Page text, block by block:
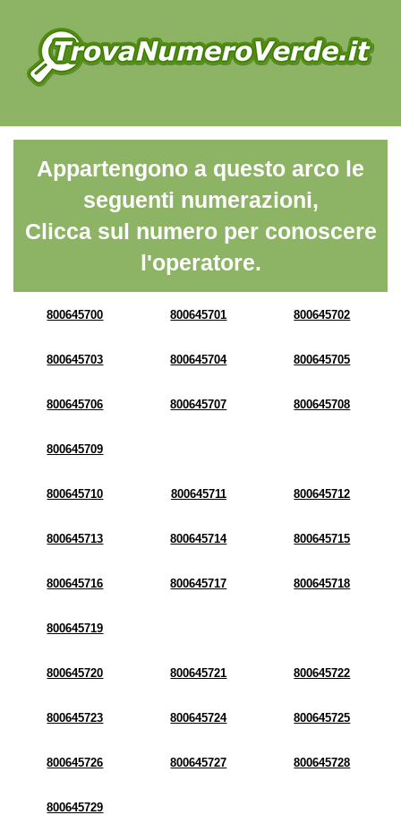
Appartengono a questo arco le
seguenti numerazioni,
Clicca sul numero per conoscere
l'operatore.
800645700 800645701 800645702
800645703 800645704 800645705
800645706 800645707 800645708
800645709
800645710 800645711 800645712
800645713 800645714 800645715
800645716 800645717 800645718
800645719
800645720 800645721 800645722
800645723 800645724 800645725
800645726 800645727 800645728
800645729